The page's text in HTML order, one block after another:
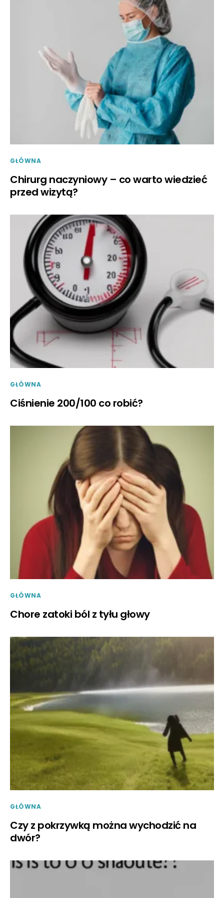
GŁÓWNA
Chirurg naczyniowy – co warto wiedzieć
przed wizytą?
GŁÓWNA
Ciśnienie 200/100 co robić?
GŁÓWNA
Chore zatoki ból z tyłu głowy
GŁÓWNA
Czy z pokrzywką można wychodzić na
dwór?